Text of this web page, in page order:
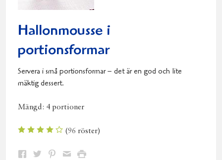
Hallonmousse i
portionsformar
Servera i små portionsformar – det är en god och lite
mäktig dessert.
Mängd: 4 portioner
(96 röster)
Dela Dela Dela DelaSkriv